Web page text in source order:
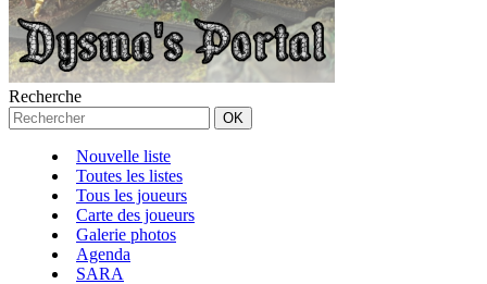
Recherche
Nouvelle liste
Toutes les listes
Tous les joueurs
Carte des joueurs
Galerie photos
Agenda
SARA